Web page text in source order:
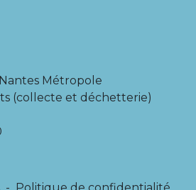
Métropole
(collecte et déchetterie)